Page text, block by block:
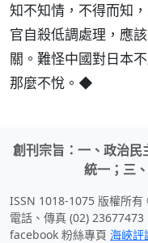
知不知情，不得而知
官自殺低調處理，應
關。難怪中國對日本
那麼不悅。◆
創刊宗旨：一、政治
統一；三
ISSN 1018-1075 版權所
電話、傳真 (02) 23677473
facebook 粉絲專頁 海峽評